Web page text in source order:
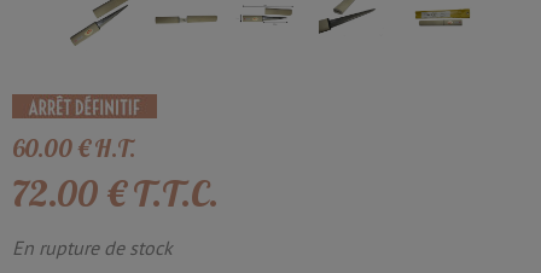
60.00€H.T.
72.00 €T.T.C.
En rupture de stock